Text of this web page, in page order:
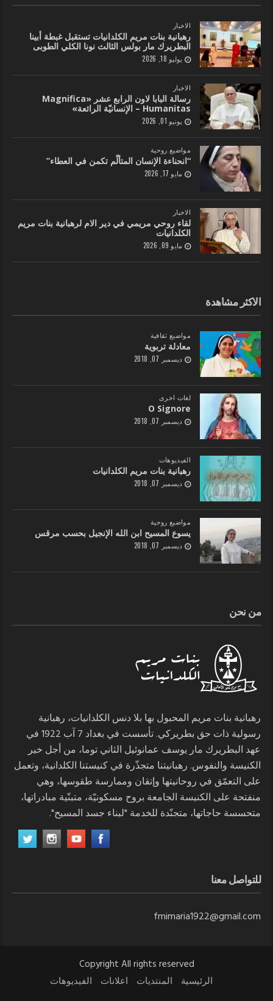
الاخبار
رهبانية بنات مريم الكلدانيات تستقبل غبطة أبينا
البطريرك مار بولس الثالث نونا الكلي الطوبى
يوليو 18, 2026
الاخبار
رسالة البابا لاون الرابع عشر «Magnifica
Humanitas – الإنسانيّة الرائعة»
يونيو 01, 2026
مواضيع روحية
“انحناءة الإنسان المتألّم تكمن في العطاء”
مايو 17, 2026
الاخبار
لقاء روحي مريمي في دير الام لرهبانية بنات مريم
الكلدانيات
مايو 09, 2026
الاكثر مشاهدة
مواضيع ثقافية
معادلة تربوية
ديسمبر 07, 2018
لغات اخرى
O Signore
ديسمبر 07, 2018
الفيديوهات
رهبانية بنات مريم الكلدانيات
ديسمبر 07, 2018
مواضيع روحية
يسوع المسيح ابن الله الإنجيل بحسب مرقس
ديسمبر 07, 2018
من نحن
رهبانية بنات مريم المحبول بها بلا دنس الكلدانيات، رهبانية
رسولية ذات حق بطريركي. تأسست في بغداد 7 آب 1922 في
عهد البطريرك مار يوسف عمانوئيل الثاني توما، من أجل خير
الكنيسة والنفوس. رهبانيتنا متجذّرة في كنيستنا الكلدانية، وتعمل
على التعمّق في روحانيتها وإتقان وممارسة طقوسها، وهي
منفتحة على الكنيسة الجامعة بروح مسكونيّة، متبنّية مبادراتها،
متحسسة حاجاتها، متجنّدة للخدمة "لبناء جسد المسيح".
للتواصل معنا
fmimaria1922@gmail.com
Copyright All rights reserved
الرئيسية
المنتديات اعلانات الفيديوهات